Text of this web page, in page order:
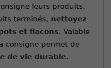
leurs produits.
terminés, nettoyez
et flacons. Valable
consigne permet de
de vie durable.